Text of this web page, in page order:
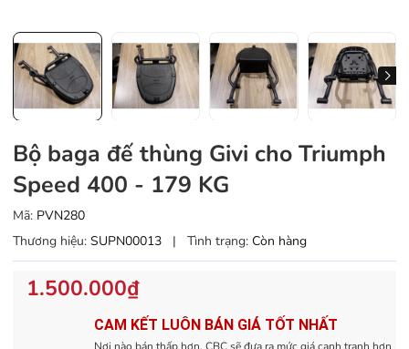
Bộ baga đế thùng Givi cho Triumph
Speed 400 - 179 KG
Mã: PVN280
Thương hiệu: SUPN00013 | Tình trạng: Còn hàng
1.500.000₫
CAM KẾT LUÔN BÁN GIÁ TỐT NHẤT